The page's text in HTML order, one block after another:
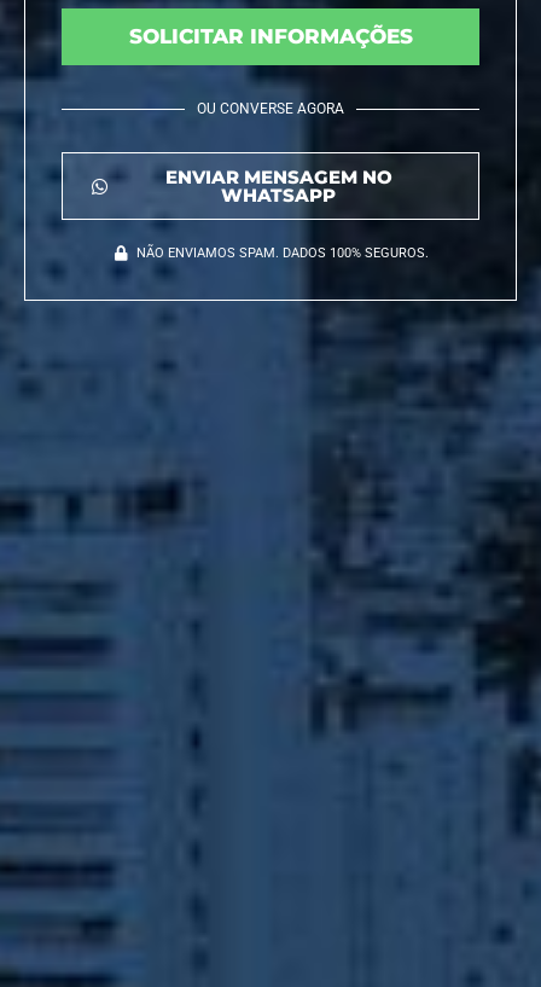
SOLICITAR INFORMAÇÕES
OU CONVERSE AGORA
ENVIAR MENSAGEM NO
WHATSAPP
NÃO ENVIAMOS SPAM. DADOS 100% SEGUROS.